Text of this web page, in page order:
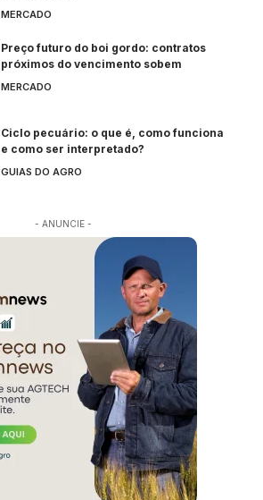
MERCADO
Preço futuro do boi gordo: contratos
próximos do vencimento sobem
MERCADO
Ciclo pecuário: o que é, como funciona
e como ser interpretado?
GUIAS DO AGRO
- ANUNCIE -